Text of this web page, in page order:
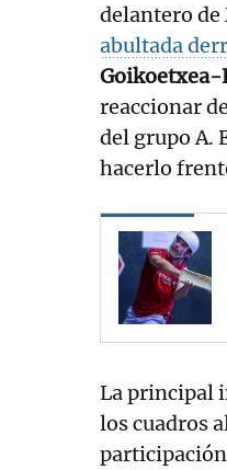
delantero de
abultada
reaccionar
del grupo A.
hacerlo
La principal
los cuadros
participación